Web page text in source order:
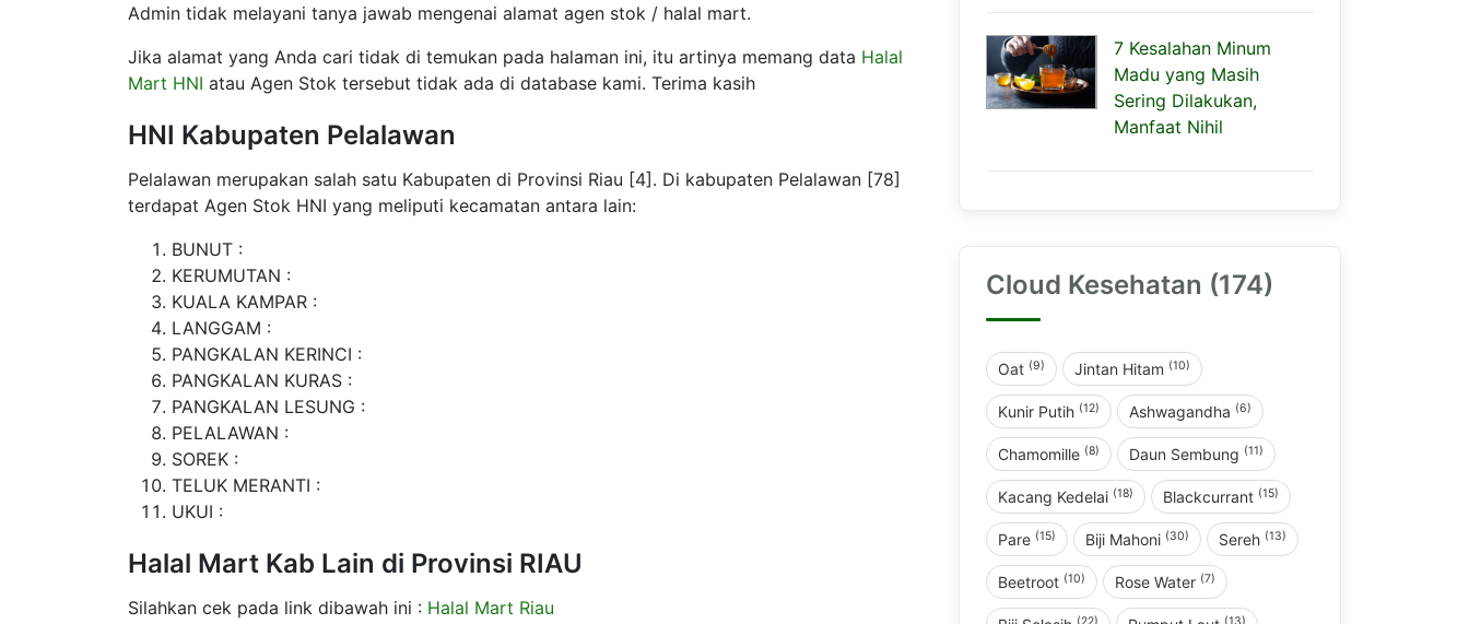
Admin tidak melayani tanya jawab mengenai alamat agen stok / halal mart.
Jika alamat yang Anda cari tidak di temukan pada halaman ini, itu artinya memang data Halal
Mart HNI atau Agen Stok tersebut tidak ada di database kami. Terima kasih
HNI Kabupaten Pelalawan
Pelalawan merupakan salah satu Kabupaten di Provinsi Riau [4]. Di kabupaten Pelalawan [78]
terdapat Agen Stok HNI yang meliputi kecamatan antara lain:
BUNUT :
KERUMUTAN :
KUALA KAMPAR :
LANGGAM :
PANGKALAN KERINCI :
PANGKALAN KURAS :
PANGKALAN LESUNG :
PELALAWAN :
SOREK :
TELUK MERANTI :
UKUI :
Halal Mart Kab Lain di Provinsi RIAU
Silahkan cek pada link dibawah ini : Halal Mart Riau
7 Kesalahan Minum
Madu yang Masih
Sering Dilakukan,
Manfaat Nihil
Cloud Kesehatan (174)
Oat (9) Jintan Hitam (10)
Kunir Putih (12) Ashwagandha (6)
Chamomille (8) Daun Sembung (11)
Kacang Kedelai (18) Blackcurrant (15)
Pare (15) Biji Mahoni (30) Sereh (13)
Beetroot (10) Rose Water (7)
(22) (13)